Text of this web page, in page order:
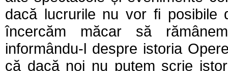
dacă lucrurile nu vor fi posibile
încercăm măcar să
informându-l despre istoria
că dacă noi nu putem scrie